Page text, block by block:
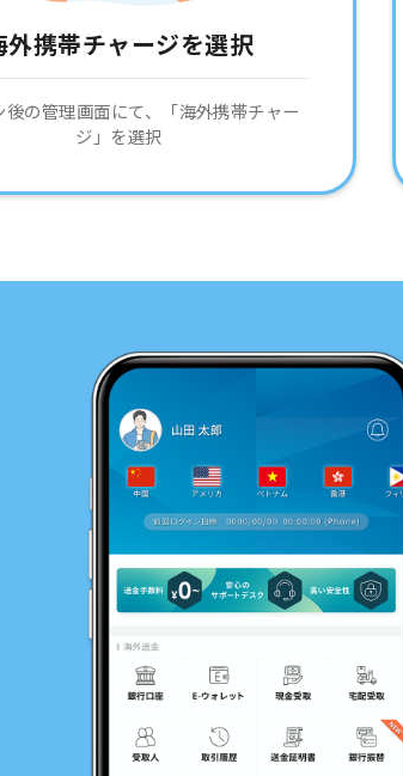
外携帯チャージを選択
後の管理画面にて、「海外携帯チャー
ジ」を選択